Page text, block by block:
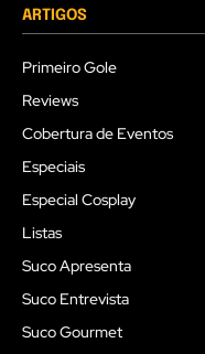
ARTIGOS
Primeiro Gole
Reviews
Cobertura de Eventos
Especiais
Especial Cosplay
Listas
Suco Apresenta
Suco Entrevista
Suco Gourmet